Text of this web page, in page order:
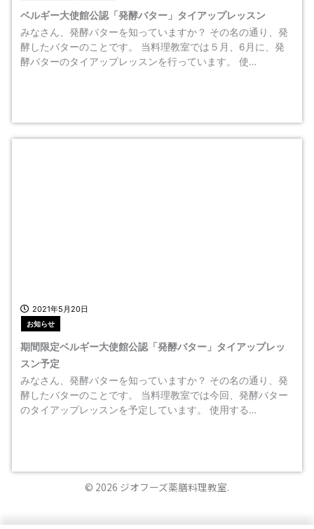
ベルギー大使館公認「発酵バター」タイアップレッスン
みなさん、発酵バターを知っていますか？ その名の通り、発
酵したバターのことです。 当料理教室では５月、6月に、発
酵バターのタイアップレッスンを行っています。 使…
2021年5月20日
お知らせ
期間限定ベルギー大使館公認「発酵バター」タイアップレッ
スン予定
みなさん、発酵バターを知っていますか？ その名の通り、発
酵したバターのことです。 当料理教室では今回、発酵バター
のタイアップレッスンを予定しています。 使用する…
© 2026 ジオフーズ薬膳料理教室.